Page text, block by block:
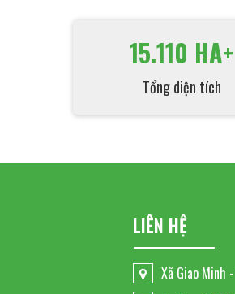
15.110 HA+
Tổng diện tích
LIÊN HỆ
Xã Giao Minh